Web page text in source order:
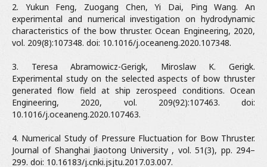
2. Yukun Feng, Zuogang Chen, Yi Dai, Ping Wang. An
experimental and numerical investigation on hydrodynamic
characteristics of the bow thruster. Ocean Engineering, 2020,
vol. 209(8):107348. doi: 10.1016/j.oceaneng.2020.107348.
3. Teresa Abramowicz-Gerigk, Miroslaw K. Gerigk.
Experimental study on the selected aspects of bow thruster
generated flow field at ship zerospeed conditions. Ocean
Engineering, 2020, vol. 209(92):107463. doi:
10.1016/j.oceaneng.2020.107463.
4. Numerical Study of Pressure Fluctuation for Bow Thruster.
Journal of Shanghai Jiaotong University , vol. 51(3), pp. 294–
299. doi: 10.16183/j.cnki.jsjtu.2017.03.007.